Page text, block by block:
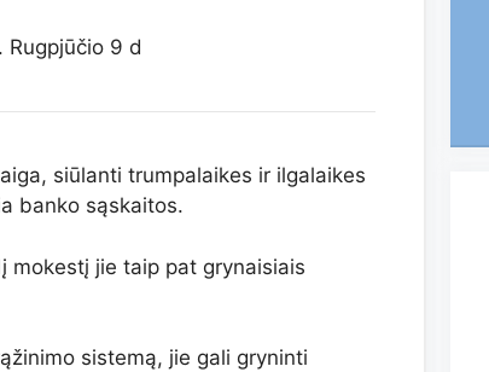
Rugpjūčio 9 d
siūlanti trumpalaikes ir ilgalaikes
banko sąskaitos.
mokestį jie taip pat grynaisiais
sistemą, jie gali gryninti